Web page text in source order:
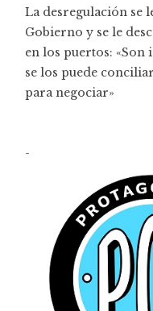
La desregulación se
Gobierno y se le
en los puertos: «Son
se los puede
para negociar»
-